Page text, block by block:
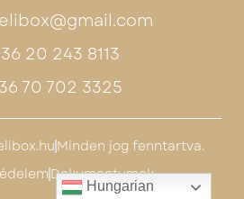
20 243 8113
70 702 3325
Minden jog fenntartva.
Dokumentumok
Hungarian